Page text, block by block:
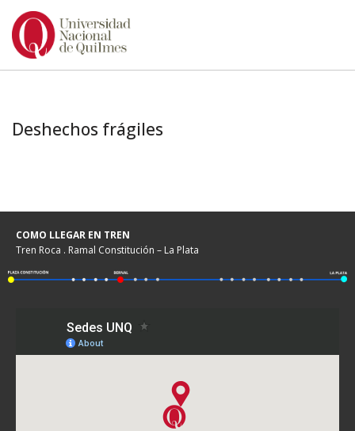
Ir
Deshechos frágiles
COMO LLEGAR EN TREN
Tren Roca . Ramal Constitución – La Plata